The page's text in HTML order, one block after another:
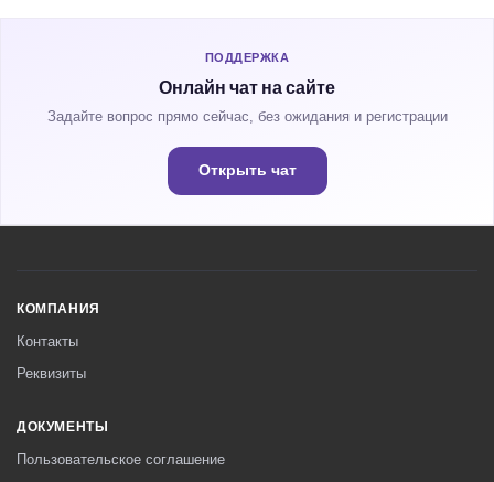
ПОДДЕРЖКА
Онлайн чат на сайте
Задайте вопрос прямо сейчас, без ожидания и регистрации
Открыть чат
КОМПАНИЯ
Контакты
Реквизиты
ДОКУМЕНТЫ
Пользовательское соглашение